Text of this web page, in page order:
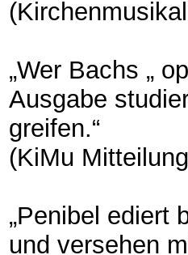
„Wer Bachs „
Ausgabe
greifen.“
(KiMu
„Penibel ediert
und versehen